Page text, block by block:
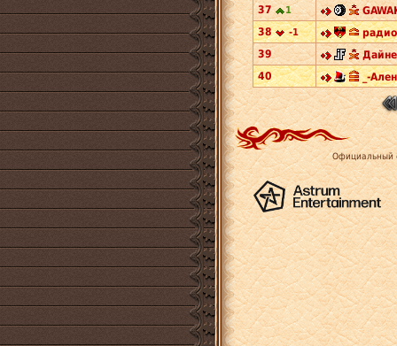
37
1
38
-1
39
40
_-
Официальный